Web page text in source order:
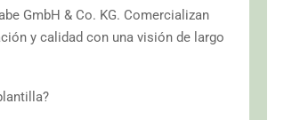
GmbH & Co. KG. Comercializan
y calidad con una visión de largo